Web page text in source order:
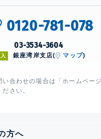
0120-781-078
03-3534-3604
銀座湾岸支店( マップ)
合わせの場合は「ホームペー
さい。
方へ